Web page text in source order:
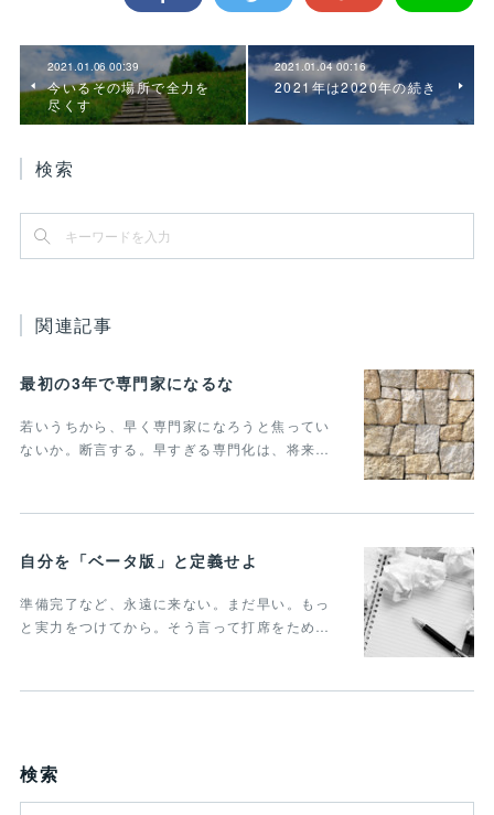
2021.01.06 00:39
今いるその場所で全力を
尽くす
2021.01.04 00:16
2021年は2020年の続き
検索
関連記事
最初の3年で専門家になるな
若いうちから、早く専門家になろうと焦ってい
ないか。断言する。早すぎる専門化は、将来…
自分を「ベータ版」と定義せよ
準備完了など、永遠に来ない。まだ早い。もっ
と実力をつけてから。そう言って打席をため…
検索